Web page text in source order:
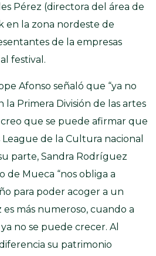
Pérez (directora del área de
en la zona nordeste de
de la empresas
festival.
Afonso señaló que “ya no
la Primera División de las artes
creo que se puede afirmar que
de la Cultura nacional
parte, Sandra Rodríguez
de Mueca “nos obliga a
para poder acoger a un
más numeroso, cuando a
no se puede crecer. Al
su patrimonio